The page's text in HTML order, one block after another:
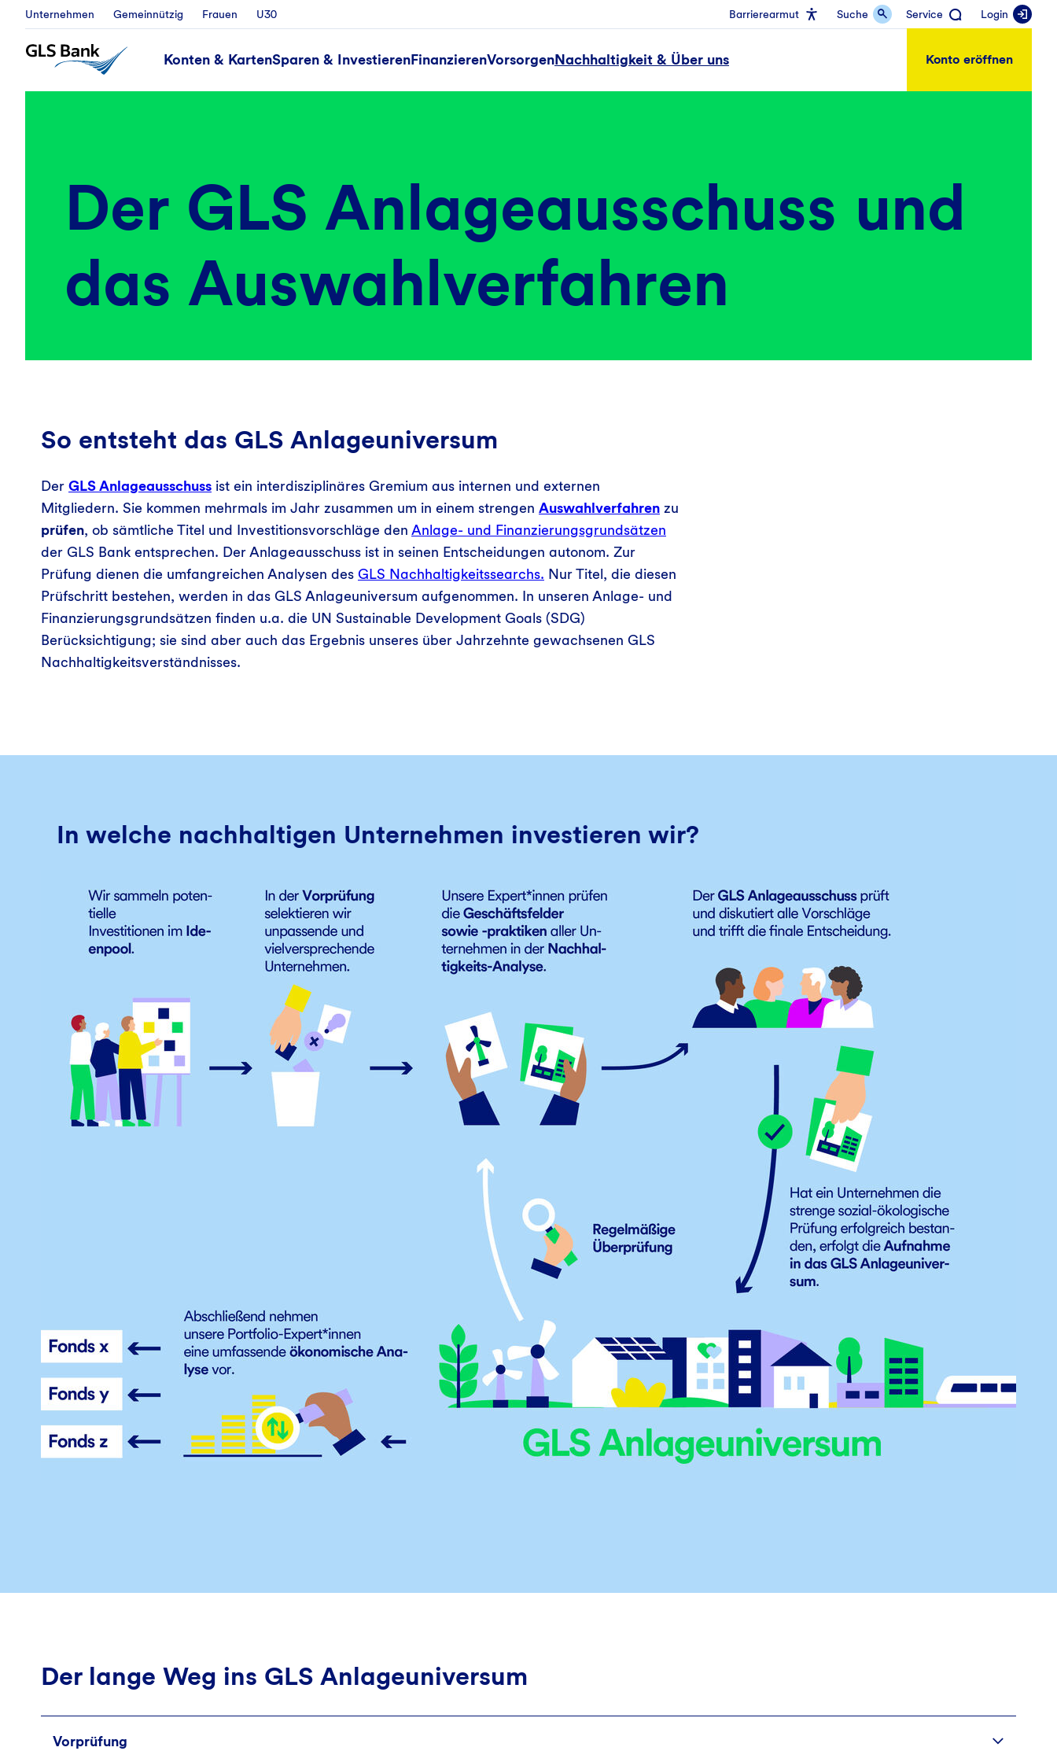
Unternehmen Gemeinnützig Frauen U30 Barrierearmut Suche Service Login
Konten & KartenSparen & InvestierenFinanzierenVorsorgenNachhaltigkeit & Über uns Konto eröffnen
Der GLS Anlageausschuss und
das Auswahlverfahren
So entsteht das GLS Anlageuniversum
Der GLS Anlageausschuss ist ein interdisziplinäres Gremium aus internen und externen
Mitgliedern. Sie kommen mehrmals im Jahr zusammen um in einem strengen Auswahlverfahren zu
prüfen, ob sämtliche Titel und Investitionsvorschläge den Anlage- und Finanzierungsgrundsätzen
der GLS Bank entsprechen. Der Anlageausschuss ist in seinen Entscheidungen autonom. Zur
Prüfung dienen die umfangreichen Analysen des GLS Nachhaltigkeitssearchs. Nur Titel, die diesen
Prüfschritt bestehen, werden in das GLS Anlageuniversum aufgenommen. In unseren Anlage- und
Finanzierungsgrundsätzen finden u.a. die UN Sustainable Development Goals (SDG)
Berücksichtigung; sie sind aber auch das Ergebnis unseres über Jahrzehnte gewachsenen GLS
Nachhaltigkeitsverständnisses.
In welche nachhaltigen Unternehmen investieren wir?
Der lange Weg ins GLS Anlageuniversum
Vorprüfung